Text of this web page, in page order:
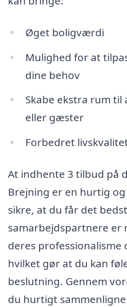
Øget boligværdi
Mulighed for at
dine behov
Skabe ekstra rum
eller gæster
Forbedret
At indhente 3 tilbud på
Brejning er en hurtig
sikre, at du får det
samarbejdspartnere er
deres professionalisme
hvilket gør at du kan
beslutning. Gennem
du hurtigt